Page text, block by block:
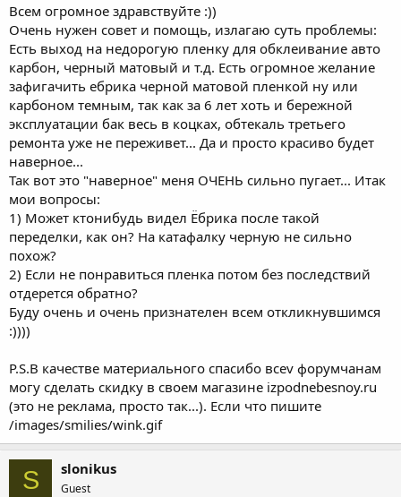
Всем огромное здравствуйте :))
Очень нужен совет и помощь, излагаю суть проблемы:
Есть выход на недорогую пленку для обклеивание авто
карбон, черный матовый и т.д. Есть огромное желание
зафигачить ебрика черной матовой пленкой ну или
карбоном темным, так как за 6 лет хоть и бережной
эксплуатации бак весь в коцках, обтекаль третьего
ремонта уже не переживет... Да и просто красиво будет
наверное...
Так вот это "наверное" меня ОЧЕНЬ сильно пугает... Итак
мои вопросы:
1) Может ктонибудь видел Ёбрика после такой
переделки, как он? На катафалку черную не сильно
похож?
2) Если не понравиться пленка потом без последствий
отдерется обратно?
Буду очень и очень признателен всем откликнувшимся
:))))
P.S.В качестве материального спасибо всеv форумчанам
могу сделать скидку в своем магазине izpodnebesnoy.ru
(это не реклама, просто так...). Если что пишите
/images/smilies/wink.gif
S slonikus
Guest